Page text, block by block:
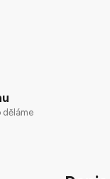
děláme